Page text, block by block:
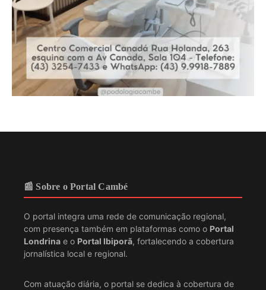
📰 Sobre o Portal Cambé
O portal integra uma rede de comunicação regional,
com presença também em plataformas como o Portal
Londrina e o Portal Ibiporã, fortalecendo a cobertura
jornalística local e regional.
Com atuação diária, o portal se dedica à cobertura de